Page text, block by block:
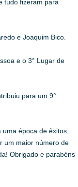
tudo fizeram para
e Joaquim Bico.
e o 3° Lugar de
para um 9°
época de êxitos,
um maior número de
Obrigado e parabéns